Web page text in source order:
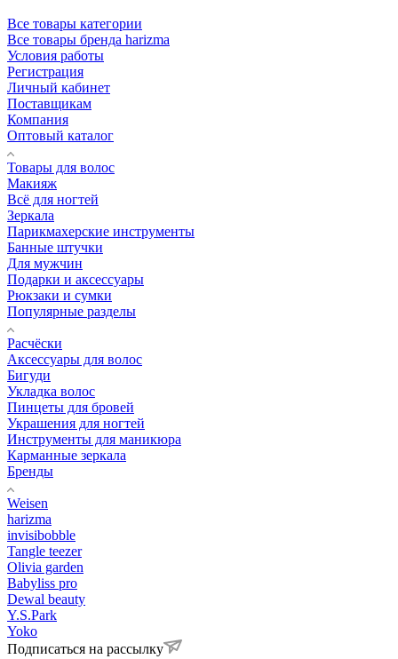
Все товары категории
Все товары бренда harizma
Условия работы
Регистрация
Личный кабинет
Поставщикам
Компания
Оптовый каталог
Товары для волос
Макияж
Всё для ногтей
Зеркала
Парикмахерские инструменты
Банные штучки
Для мужчин
Подарки и аксессуары
Рюкзаки и сумки
Популярные разделы
Расчёски
Аксессуары для волос
Бигуди
Укладка волос
Пинцеты для бровей
Украшения для ногтей
Инструменты для маникюра
Карманные зеркала
Бренды
Weisen
harizma
invisibobble
Tangle teezer
Olivia garden
Babyliss pro
Dewal beauty
Y.S.Park
Yoko
Подписаться на рассылку